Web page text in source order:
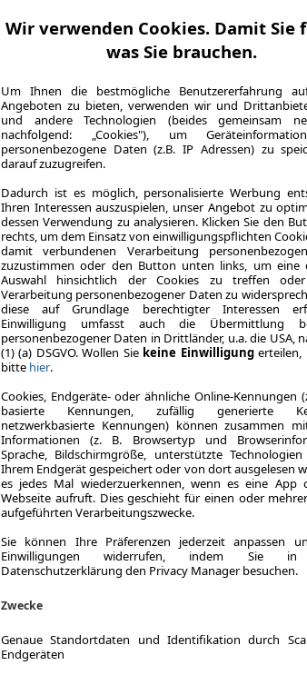
LEASING
Wir verwenden Cookies. Damit Sie
was Sie brauchen.
Um Ihnen die bestmögliche Benutzererfahrung
Angeboten zu bieten, verwenden wir und
und andere Technologien (beides gemeinsam
nachfolgend: „Cookies"), um
personenbezogene Daten (z.B. IP Adressen) zu
darauf zuzugreifen.
Dadurch ist es möglich, personalisierte Werbung
Ihren Interessen auszuspielen, unser Angebot zu
dessen Verwendung zu analysieren. Klicken Sie den
rechts, um dem Einsatz von einwilligungspflichten
damit verbundenen Verarbeitung
zuzustimmen oder den Button unten links, um eine
Auswahl hinsichtlich der Cookies zu treffen
Verarbeitung personenbezogener Daten zu
diese auf Grundlage berechtigter Interessen
Einwilligung umfasst auch die Übermittlung
personenbezogener Daten in Drittländer, u.a. die USA,
(1) (a) DSGVO. Wollen Sie keine Einwilligungerteilen,
bitte hier.
Cookies, Endgeräte- oder ähnliche Online-Kennungen
basierte Kennungen, zufällig generierte
netzwerkbasierte Kennungen) können zusammen
Informationen (z. B. Browsertyp und
Sprache, Bildschirmgröße, unterstützte
Ihrem Endgerät gespeichert oder von dort ausgelesen
es jedes Mal wiederzuerkennen, wenn es eine App
Webseite aufruft. Dies geschieht für einen oder
aufgeführten Verarbeitungszwecke.
Sie können Ihre Präferenzen jederzeit anpassen
Einwilligungen widerrufen, indem Sie in
Datenschutzerklärung den Privacy Manager besuchen.
Zwecke
Genaue Standortdaten und Identifikation durch
Endgeräten